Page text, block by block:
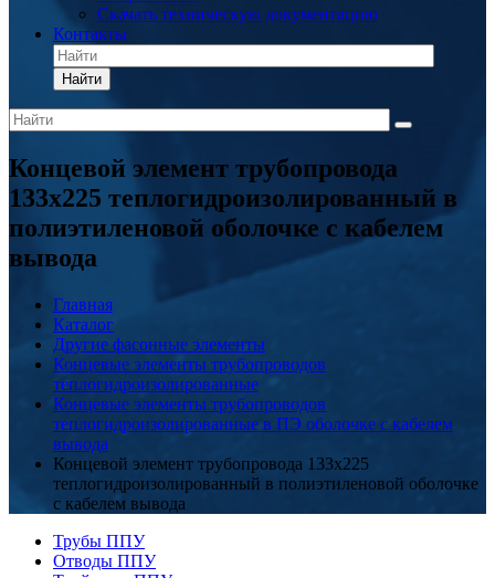
Скачать техническую документацию
Контакты
Найти
Концевой элемент трубопровода
133x225 теплогидроизолированный в
полиэтиленовой оболочке с кабелем
вывода
Главная
Каталог
Другие фасонные элементы
Концевые элементы трубопроводов
теплогидроизолированные
Концевые элементы трубопроводов
теплогидроизолированные в ПЭ оболочке с кабелем
вывода
Концевой элемент трубопровода 133x225
теплогидроизолированный в полиэтиленовой оболочке
с кабелем вывода
Трубы ППУ
Отводы ППУ